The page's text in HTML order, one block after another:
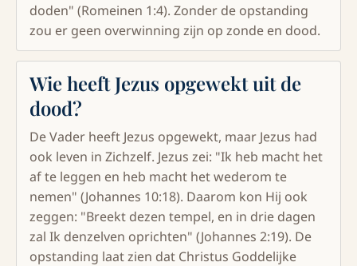
doden" (Romeinen 1:4). Zonder de opstanding
zou er geen overwinning zijn op zonde en dood.
Wie heeft Jezus opgewekt uit de
dood?
De Vader heeft Jezus opgewekt, maar Jezus had
ook leven in Zichzelf. Jezus zei: "Ik heb macht het
af te leggen en heb macht het wederom te
nemen" (Johannes 10:18). Daarom kon Hij ook
zeggen: "Breekt dezen tempel, en in drie dagen
zal Ik denzelven oprichten" (Johannes 2:19). De
opstanding laat zien dat Christus Goddelijke